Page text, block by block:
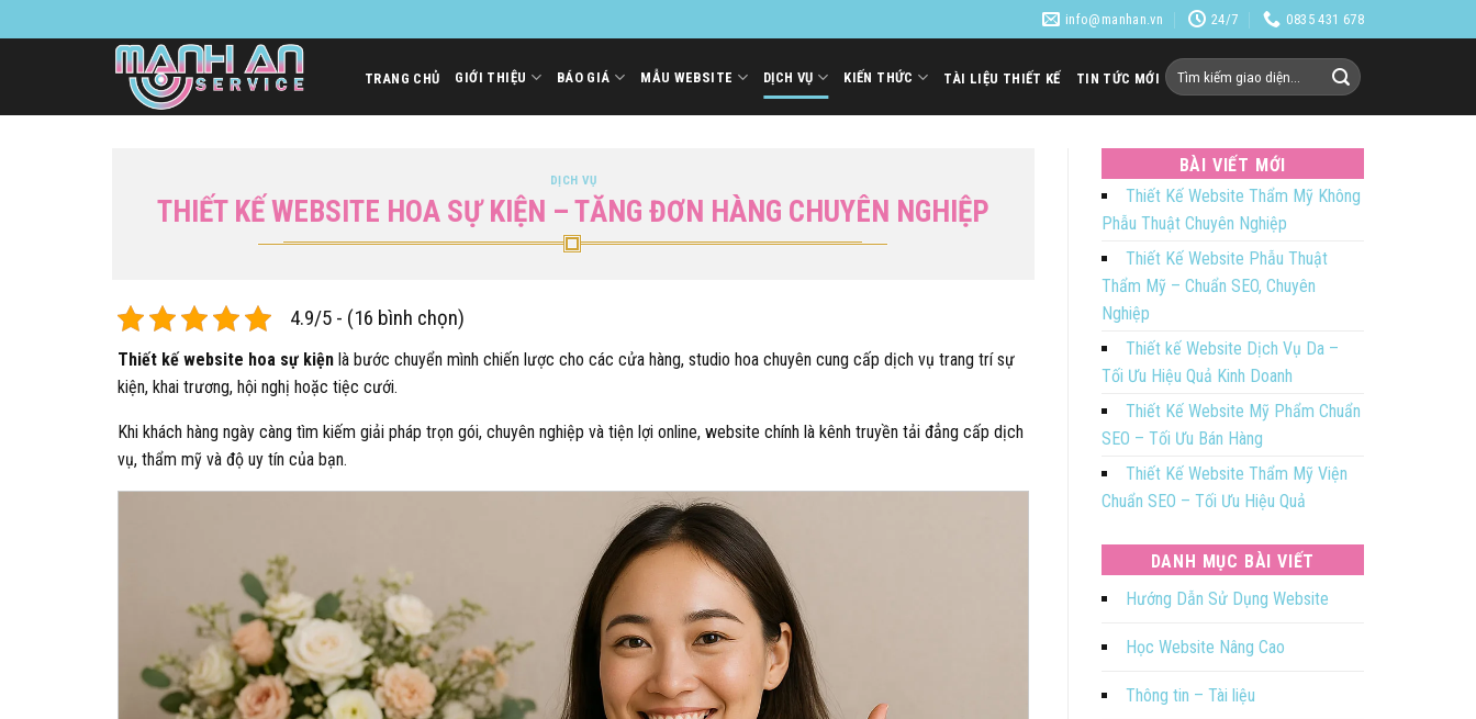
qua
info@manhan.vn 24/7 0835 431 678
TRANG CHỦ GIỚI THIỆU BÁO GIÁ MẪU WEBSITE DỊCH VỤ KIẾN THỨC TÀI LIỆU THIẾT KẾ TIN TỨC MỚI Tìm
DỊCH VỤ
THIẾT KẾ WEBSITE HOA SỰ KIỆN – TĂNG ĐƠN HÀNG CHUYÊN NGHIỆP
4.9/5 - (16 bình chọn)
Thiết kế website hoa sự kiện là bước chuyển mình chiến lược cho các cửa hàng, studio hoa chuyên cung cấp dịch vụ trang trí sự
kiện, khai trương, hội nghị hoặc tiệc cưới.
Khi khách hàng ngày càng tìm kiếm giải pháp trọn gói, chuyên nghiệp và tiện lợi online, website chính là kênh truyền tải đẳng cấp dịch
vụ, thẩm mỹ và độ uy tín của bạn.
BÀI VIẾT MỚI
Thiết Kế Website Thẩm Mỹ Không
Phẫu Thuật Chuyên Nghiệp
Thiết Kế Website Phẫu Thuật
Thẩm Mỹ – Chuẩn SEO, Chuyên
Nghiệp
Thiết kế Website Dịch Vụ Da –
Tối Ưu Hiệu Quả Kinh Doanh
Thiết Kế Website Mỹ Phẩm Chuẩn
SEO – Tối Ưu Bán Hàng
Thiết Kế Website Thẩm Mỹ Viện
Chuẩn SEO – Tối Ưu Hiệu Quả
DANH MỤC BÀI VIẾT
Hướng Dẫn Sử Dụng Website
Học Website Nâng Cao
Thông tin – Tài liệu